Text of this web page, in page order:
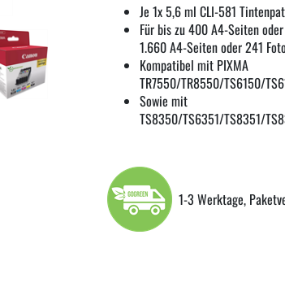
Je 1x 5,6 ml CLI-581
Für bis zu 400 A4-Seiten
1.660 A4-Seiten oder 241
Kompatibel mit PIXMA
TR7550/TR8550/TS6150/
Sowie mit
TS8350/TS6351/TS8351/
1-3 Werktage,